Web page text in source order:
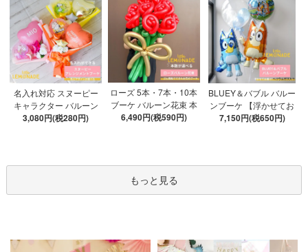
名入れ対応 スヌーピー
キャラクター バルーン
ブーケ 選べる7種 【膨ら
3,080円(税280円)
ローズ 5本・7本・10本
ブーケ バルーン花束 本
数が選べる 【膨らませ
6,490円(税590円)
BLUEY＆バブル バルー
ンブーケ 【浮かせてお
届け】 ヘリウムガス入
7,150円(税650円)
もっと見る